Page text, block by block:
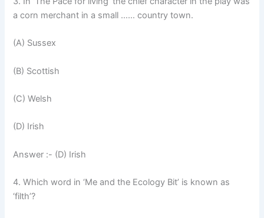
a corn merchant in a small …… country town.
(A) Sussex
(B) Scottish
(C) Welsh
(D) Irish
Answer :- (D) Irish
4. Which word in ‘Me and the Ecology Bit’ is known as
‘filth’?